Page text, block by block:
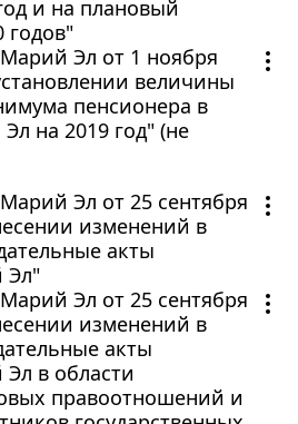
и на плановый
годов"
Эл от 1 ноября
величины
пенсионера в
на 2019 год" (не
Эл от 25 сентября
изменений в
акты
Эл"
Эл от 25 сентября
изменений в
акты
в области
правоотношений и